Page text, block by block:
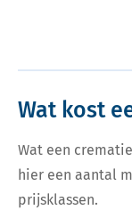
Wat kost
Wat een
hier een aantal
prijsklassen.